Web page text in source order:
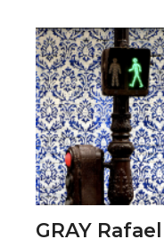
Adresse email*
Nom
Prénom
Adresse email*
Nom
GRAY Rafael